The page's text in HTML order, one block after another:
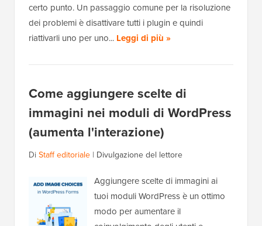
certo punto. Un passaggio comune per la risoluzione
dei problemi è disattivare tutti i plugin e quindi
riattivarli uno per uno... Leggi di più »
Come aggiungere scelte di
immagini nei moduli di WordPress
(aumenta l'interazione)
DiStaff editoriale | Divulgazione del lettore
Aggiungere scelte di immagini ai
tuoi moduli WordPress è un ottimo
modo per aumentare il